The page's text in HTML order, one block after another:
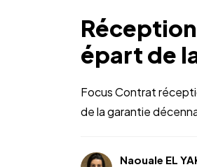
épart de
Focus Contrat
de la garantie
Naouale EL